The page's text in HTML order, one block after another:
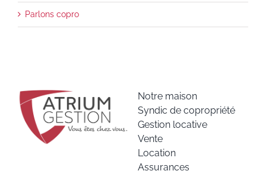
Parlons copro
Notre maison
Syndic de copropriété
Gestion locative
Vente
Location
Assurances